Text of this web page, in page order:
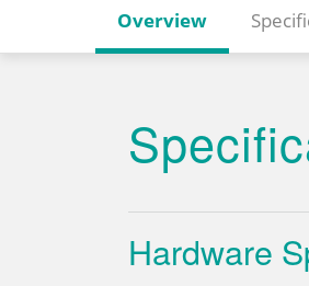
Overview
Hardware